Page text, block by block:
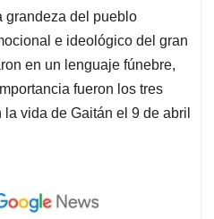
grandeza del pueblo
e ideológico del gran
en un lenguaje fúnebre,
fueron los tres
vida de Gaitán el 9 de abril